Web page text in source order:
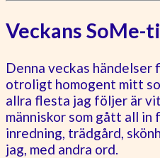
Veckans SoMe-
Denna veckas händelser
otroligt homogent mitt
allra flesta jag följer är
människor som gått all
inredning, trädgård,
jag, med andra ord.